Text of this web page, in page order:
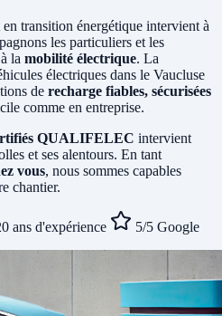
transition énergétique intervient à
les particuliers et les
la mobilité électrique. La
électriques dans le Vaucluse
de recharge fiables, sécurisées
comme en entreprise.
QUALIFELEC intervient
et ses alentours. En tant
vous, nous sommes capables
chantier.
ans d'expérience 5/5 Google